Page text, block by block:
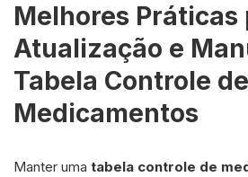
Melhores Práticas
Atualização e
Tabela Controle de
Medicamentos
Manter uma tabela controle de